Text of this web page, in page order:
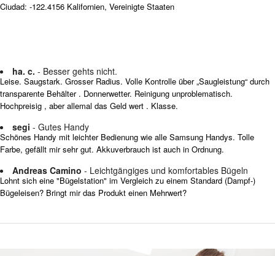
Ciudad: -122.4156 Kalifornien, Vereinigte Staaten
ha. c. - Besser gehts nicht.
Leise. Saugstark. Grosser Radius. Volle Kontrolle über „Saugleistung“ durch
transparente Behälter . Donnerwetter. Reinigung unproblematisch.
Hochpreisig , aber allemal das Geld wert . Klasse.
segi - Gutes Handy
Schönes Handy mit leichter Bedienung wie alle Samsung Handys. Tolle
Farbe, gefällt mir sehr gut. Akkuverbrauch ist auch in Ordnung.
Andreas Camino - Leichtgängiges und komfortables Bügeln
Lohnt sich eine "Bügelstation" im Vergleich zu einem Standard (Dampf-)
Bügeleisen? Bringt mir das Produkt einen Mehrwert?